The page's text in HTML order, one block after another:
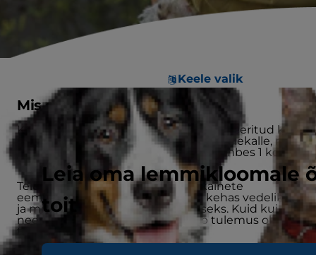
Keele valik
Leia oma lemmikloomale
toit
Mis on koerte neeruhaigus?
Krooniline neeruhaigus (CKD) on defineeritud kui
ühe või mõlema neeru mistahes kõrvalekalle, mis
on olnud mitu kuud. CKD mõjutab umbes 1 koera
10-st [1].
Teie koera neerud on olulised jääkainete
eemaldamiseks vereringest ning kehas vedeliku
ja mineraalide tasakaalu säilitamiseks. Kuid kui
neerud ei saa oma tööd teha, võib tulemus olla
teie koerale eluohtlik.